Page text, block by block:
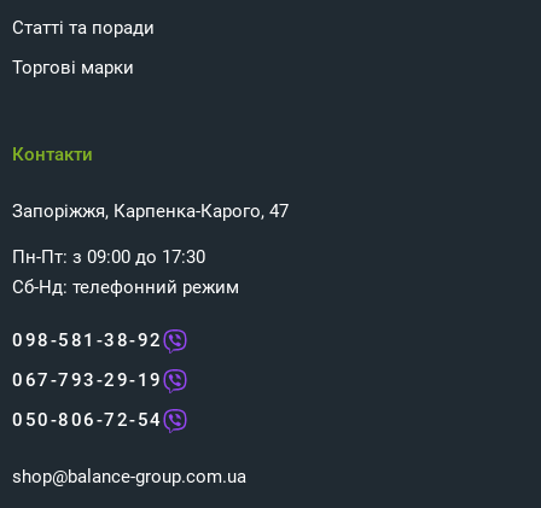
Статті та поради
Торгові марки
Контакти
Запоріжжя, Карпенка-Карого, 47
Пн-Пт: з 09:00 до 17:30
Сб-Нд: телефонний режим
098-581-38-92
067-793-29-19
050-806-72-54
shop@balance-group.com.ua